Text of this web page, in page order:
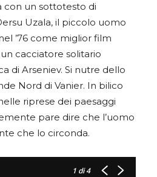
con un sottotesto di
Uzala, il piccolo uomo
’76 come miglior film
cacciatore solitario
di Arseniev. Si nutre dello
Nord di Vanier. In bilico
riprese dei paesaggi
pare dire che l’uomo
che lo circonda.
1di 4